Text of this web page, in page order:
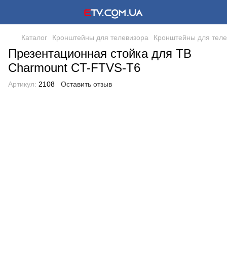
Каталог Кронштейны для телевизора Кронштейны для
Презентационная стойка для ТВ
Charmount CT-FTVS-T6
Артикул: 2108 Оставить отзыв